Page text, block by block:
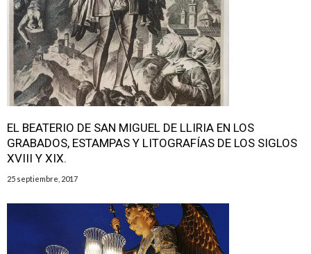
EL BEATERIO DE SAN MIGUEL DE LLIRIA EN LOS
GRABADOS, ESTAMPAS Y LITOGRAFÍAS DE LOS SIGLOS
XVIII Y XIX.
25 septiembre, 2017